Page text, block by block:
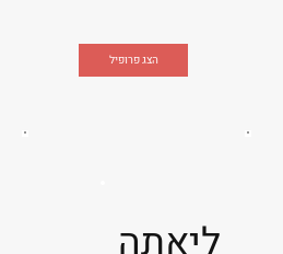
הצג פרופיל